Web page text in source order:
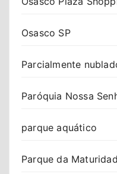
Osasco SP
Parcialmente
Paróquia Nossa
parque aquático
Parque da